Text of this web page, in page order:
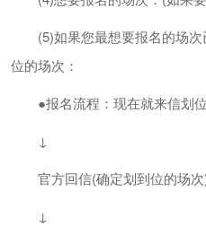
(5)如果您最想要报名的场
位的场次：
●报名流程：现在就来信划位
↓
官方回信(确定划到位的场
↓